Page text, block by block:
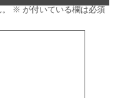
※ が付いている欄は必須